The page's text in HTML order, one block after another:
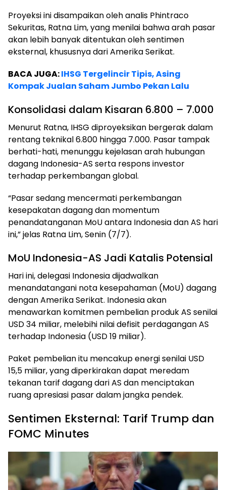
Proyeksi ini disampaikan oleh analis Phintraco
Sekuritas, Ratna Lim, yang menilai bahwa arah pasar
akan lebih banyak ditentukan oleh sentimen
eksternal, khususnya dari Amerika Serikat.
BACA JUGA:IHSG Tergelincir Tipis, Asing
Kompak Jualan Saham Jumbo Pekan Lalu
Konsolidasi dalam Kisaran 6.800 – 7.000
Menurut Ratna, IHSG diproyeksikan bergerak dalam
rentang teknikal 6.800 hingga 7.000. Pasar tampak
berhati-hati, menunggu kejelasan arah hubungan
dagang Indonesia-AS serta respons investor
terhadap perkembangan global.
“Pasar sedang mencermati perkembangan
kesepakatan dagang dan momentum
penandatanganan MoU antara Indonesia dan AS hari
ini,” jelas Ratna Lim, Senin (7/7).
MoU Indonesia-AS Jadi Katalis Potensial
Hari ini, delegasi Indonesia dijadwalkan
menandatangani nota kesepahaman (MoU) dagang
dengan Amerika Serikat. Indonesia akan
menawarkan komitmen pembelian produk AS senilai
USD 34 miliar, melebihi nilai defisit perdagangan AS
terhadap Indonesia (USD 19 miliar).
Paket pembelian itu mencakup energi senilai USD
15,5 miliar, yang diperkirakan dapat meredam
tekanan tarif dagang dari AS dan menciptakan
ruang apresiasi pasar dalam jangka pendek.
Sentimen Eksternal: Tarif Trump dan
FOMC Minutes